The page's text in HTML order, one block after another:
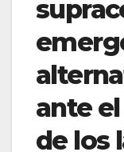
ante
de los